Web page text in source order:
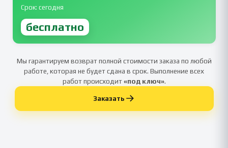
Срок: сегодня
бесплатно
Мы гарантируем возврат полной стоимости заказа по любой
работе, которая не будет сдана в срок. Выполнение всех
работ происходит«под ключ».
Заказать